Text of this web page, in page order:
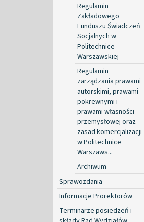
Regulamin
Zakładowego
Funduszu Świadczeń
Socjalnych w
Politechnice
Warszawskiej
Regulamin
zarządzania prawami
autorskimi, prawami
pokrewnymi i
prawami własności
przemysłowej oraz
zasad komercjalizacji
w Politechnice
Warszaws...
Archiwum
Sprawozdania
Informacje Prorektorów
Terminarze posiedzeń i